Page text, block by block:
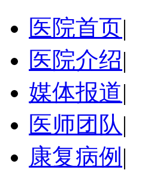
医院首页|
医院介绍|
媒体报道|
医师团队|
康复病例 |